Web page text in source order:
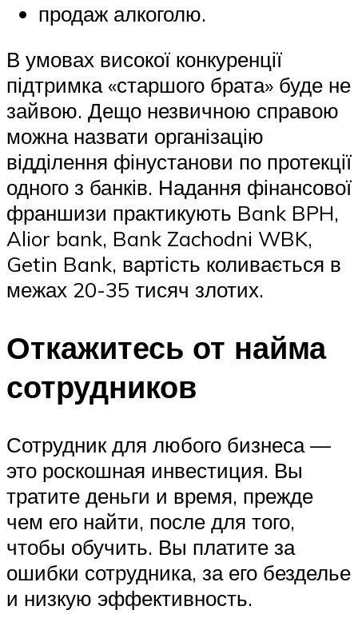
продаж алкоголю.
В умовах високої конкуренції
підтримка «старшого брата» буде не
зайвою. Дещо незвичною справою
можна назвати організацію
відділення фінустанови по протекції
одного з банків. Надання фінансової
франшизи практикують Bank BPH,
Alior bank, Bank Zachodni WBK,
Getin Bank, вартість коливається в
межах 20-35 тисяч злотих.
Откажитесь от найма
сотрудников
Сотрудник для любого бизнеса —
это роскошная инвестиция. Вы
тратите деньги и время, прежде
чем его найти, после для того,
чтобы обучить. Вы платите за
ошибки сотрудника, за его безделье
и низкую эффективность.